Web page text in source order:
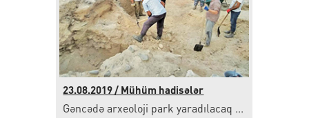
23.08.2019 / Mühüm hadisələr
Gəncədə arxeoloji park yaradılacaq ...